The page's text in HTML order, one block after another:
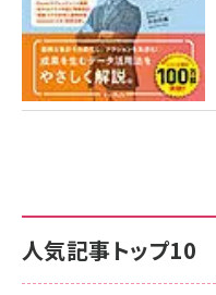
人気記事トップ10